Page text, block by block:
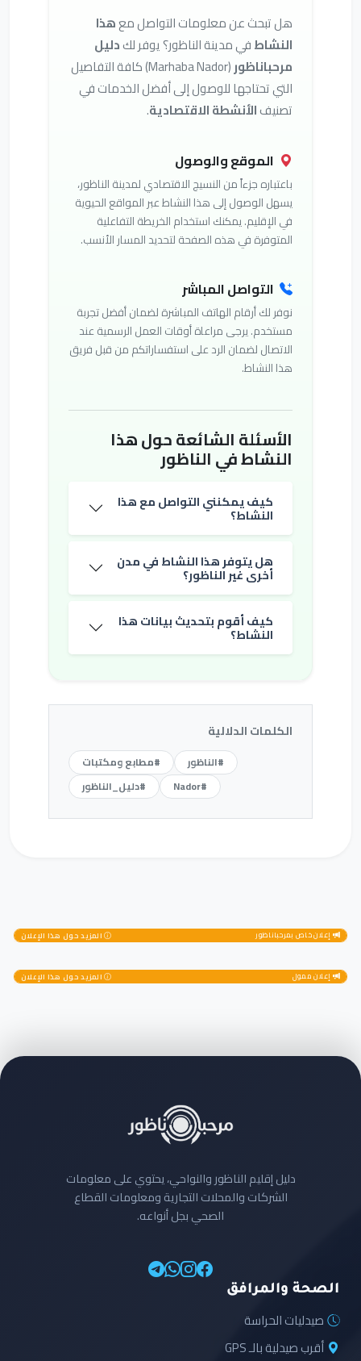
هل تبحث عن معلومات التواصل معهذا
النشاطفي مدينة الناظور؟ يوفر لكدليل
مرحباناظور
(Marhaba Nador) كافة التفاصيل
التي تحتاجها للوصول إلى أفضل الخدمات في
تصنيفالأنشطة الاقتصادية.
الموقع والوصول
باعتباره جزءاً من النسيج الاقتصادي لمدينة الناظور،
يسهل الوصول إلى هذا النشاط عبر المواقع الحيوية
في الإقليم. يمكنك استخدام الخريطة التفاعلية
المتوفرة في هذه الصفحة لتحديد المسار الأنسب.
التواصل المباشر
نوفر لك أرقام الهاتف المباشرة لضمان أفضل تجربة
مستخدم. يرجى مراعاة أوقات العمل الرسمية عند
الاتصال لضمان الرد على استفساراتكم من قبل فريق
هذا النشاط.
الأسئلة الشائعة حول هذا
النشاط في الناظور
كيف يمكنني التواصل مع هذا
النشاط؟
هل يتوفر هذا النشاط في مدن
أخرى غير الناظور؟
كيف أقوم بتحديث بيانات هذا
النشاط؟
الكلمات الدلالية
#الناظور
#مطابع ومكتبات
#Nador
#دليل_الناظور
إعلان خاص بمرحباناظور المزيد حول هذا الإعلان
إعلان ممول المزيد حول هذا الإعلان
دليل إقليم الناظور والنواحي، يحتوي على معلومات
الشركات والمحلات التجارية ومعلومات القطاع
الصحي بجل أنواعه.
الصحة والمرافق
صيدليات الحراسة
أقرب صيدلية بالـ GPS